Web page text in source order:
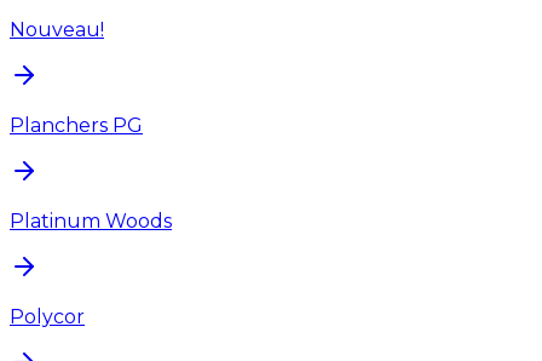
Nouveau!
Planchers PG
Platinum Woods
Polycor